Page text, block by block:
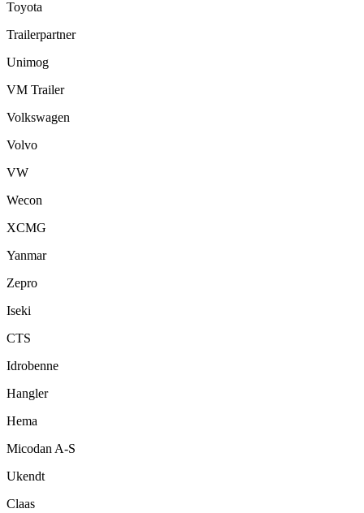
Toyota
Trailerpartner
Unimog
VM Trailer
Volkswagen
Volvo
VW
Wecon
XCMG
Yanmar
Zepro
Iseki
CTS
Idrobenne
Hangler
Hema
Micodan A-S
Ukendt
Claas